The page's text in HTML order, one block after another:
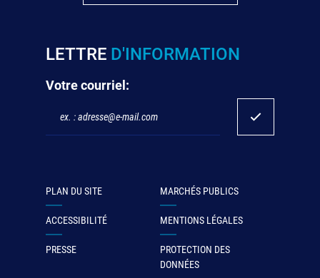
LETTRE D'INFORMATION
Votre courriel:
PLAN DU SITE MARCHÉS PUBLICS
ACCESSIBILITÉ MENTIONS LÉGALES
PRESSE
PROTECTION DES
DONNÉES